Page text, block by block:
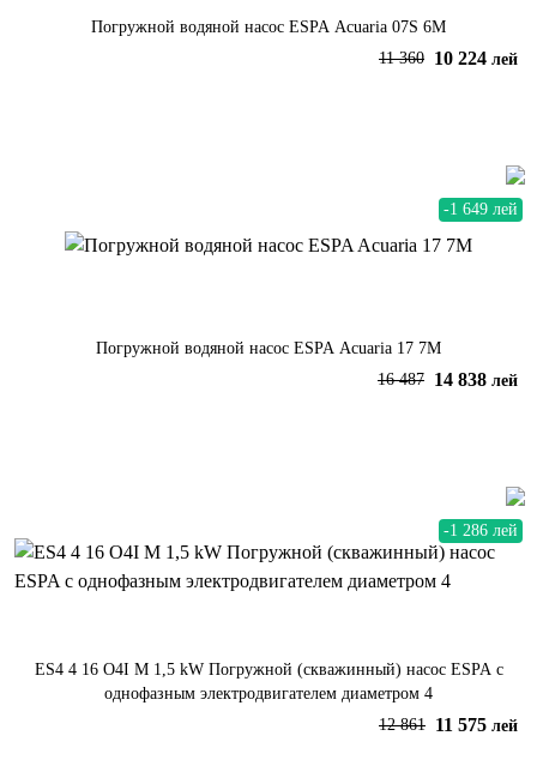
Погружной водяной насос ESPA Acuaria 07S 6M
11 360 10 224 лей
-1 649 лей
Погружной водяной насос ESPA Acuaria 17 7M
16 487 14 838 лей
-1 286 лей
ES4 4 16 O4I M 1,5 kW Погружной (скважинный) насос ESPA с
однофазным электродвигателем диаметром 4
12 861 11 575 лей